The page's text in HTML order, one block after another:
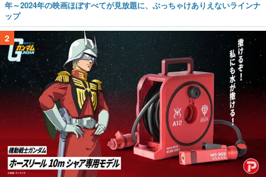
年～2024年の映画ほぼすべてが見放題に、ぶっちゃけありえないラインナ
ップ
2